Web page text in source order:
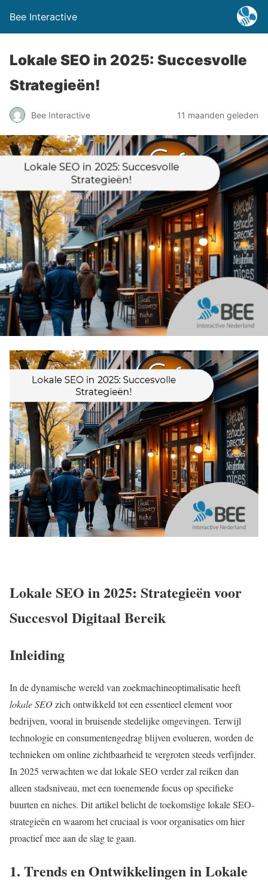
Bee Interactive
Lokale SEO in 2025: Succesvolle
Strategieën!
Bee Interactive 11 maanden geleden
Lokale SEO in 2025: Strategieën voor
Succesvol Digitaal Bereik
Inleiding
In de dynamische wereld van zoekmachineoptimalisatie heeft
lokale SEOzich ontwikkeld tot een essentieel element voor
bedrijven, vooral in bruisende stedelijke omgevingen. Terwijl
technologie en consumentengedrag blijven evolueren, worden de
technieken om online zichtbaarheid te vergroten steeds verfijnder.
In 2025 verwachten we dat lokale SEO verder zal reiken dan
alleen stadsniveau, met een toenemende focus op specifieke
buurten en niches. Dit artikel belicht de toekomstige lokale SEO-
strategieën en waarom het cruciaal is voor organisaties om hier
proactief mee aan de slag te gaan.
1. Trends en Ontwikkelingen in Lokale